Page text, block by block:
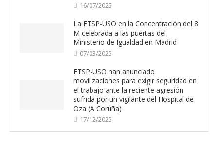
16/07/2025
La FTSP-USO en la Concentración del 8
M celebrada a las puertas del
Ministerio de Igualdad en Madrid
07/03/2025
FTSP-USO han anunciado
movilizaciones para exigir seguridad en
el trabajo ante la reciente agresión
sufrida por un vigilante del Hospital de
Oza (A Coruña)
17/12/2025